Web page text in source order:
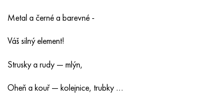
Metal a černé a barevné -
Váš silný element!
Strusky a rudy — mlýn,
Oheň a kouř — kolejnice, trubky …